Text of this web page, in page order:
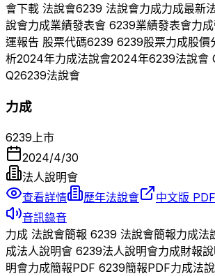
會下載 法說會6239 法說會力成力成最新
說會力成業績發表會 6239業績發表會力成
運報告 股票代碼6239 6239股票力成股價
析2024年力成法說會2024年6239法說會
Q26239法說會
力成
6239 上市
2024/4/30
法人說明會
查看詳情
歷年法說會 中文版 PDF
音訊錄音
力成 法說會簡報 6239 法說會簡報力成法
成法人說明會 6239法人說明會力成財報
明會力成簡報PDF 6239簡報PDF力成法